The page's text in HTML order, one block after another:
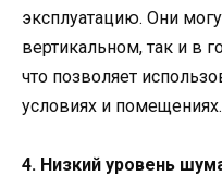
эксплуатацию. Они
вертикальном, так и в
что позволяет
условиях и помещениях.
4. Низкий уровень